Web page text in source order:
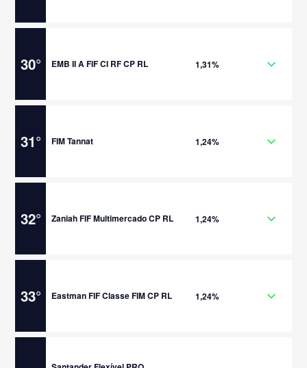
30° EMB II A FIF CI RF CP RL 1,31%
31° FIM Tannat 1,24%
32° Zaniah FIF Multimercado CP RL 1,24%
33° Eastman FIF Classe FIM CP RL 1,24%